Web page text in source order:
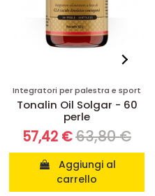
Integratori anti invecchiamento
Resveratrox Solgar - 60
capsule
52,62 €65,78 €
carrello